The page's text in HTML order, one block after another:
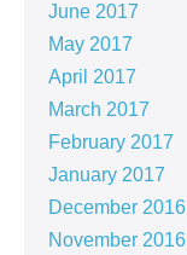
June 2017
May 2017
April 2017
March 2017
February 2017
January 2017
December 2016
November 2016